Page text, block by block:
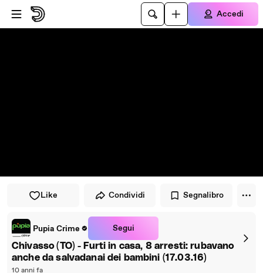
Vai al lettore
Passa al contenuto principale
Accedi
Like Condividi Segnalibro
Pupia Crime Segui
Chivasso (TO) - Furti in casa, 8 arresti: rubavano
anche da salvadanai dei bambini (17.03.16)
10 anni fa